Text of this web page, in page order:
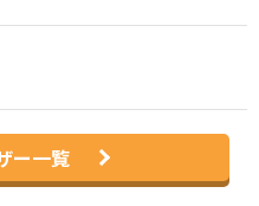
ー一覧